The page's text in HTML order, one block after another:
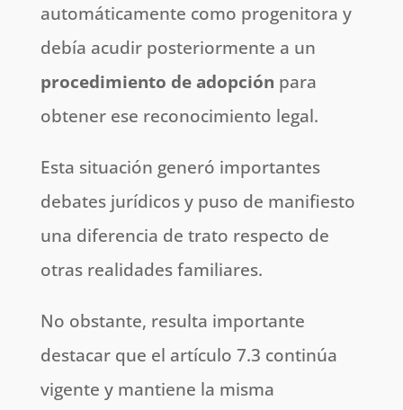
automáticamente como progenitora y
debía acudir posteriormente a un
procedimiento de adopción para
obtener ese reconocimiento legal.
Esta situación generó importantes
debates jurídicos y puso de manifiesto
una diferencia de trato respecto de
otras realidades familiares.
No obstante, resulta importante
destacar que el artículo 7.3 continúa
vigente y mantiene la misma